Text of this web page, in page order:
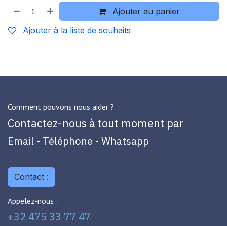
Ajouter au panier
Ajouter à la liste de souhaits
Comment pouvons nous aider ?
Contactez-nous à tout moment par
Email - Téléphone - Whatsapp
Contact :
Appelez-nous :
+32 475 33 77 47